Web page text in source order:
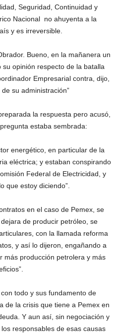
Seguridad, Continuidad y
Nacional no ahuyenta a la
y es irreversible.
Bueno, en la mañanera un
opinión respecto de la batalla
Empresarial contra, dijo,
su administración”
la respuesta pero acusó,
estaba sembrada:
energético, en particular de la
eléctrica; y estaban conspirando
Federal de Electricidad, y
que estoy diciendo”.
en el caso de Pemex, se
de producir petróleo, se
con la llamada reforma
y así lo dijeron, engañando a
más producción petrolera y más
todo y sus fundamento de
de la crisis que tiene a Pemex en
Y aun así, sin negociación y
responsables de esas causas